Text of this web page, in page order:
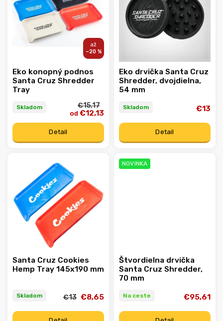
Abecedne
–20 %
Eko konopný podnos
Santa Cruz Shredder
Tray
Skladom €15,17
od €12,13
Detail
Eko drvička Santa Cruz
Shredder, dvojdielna,
54 mm
Skladom €13
Detail
Santa Cruz Cookies
Hemp Tray 145x190 mm
Skladom €13 €8,65
NOVINKA
Štvordielna drvička
Santa Cruz Shredder,
70 mm
Na ceste €95,61